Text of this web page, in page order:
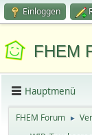
Einloggen
FHEM
Hauptmenü
FHEM Forum ►